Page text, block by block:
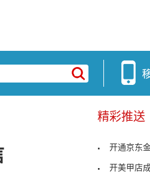
精彩推送
开通京东
开美甲店